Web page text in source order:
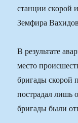
станции скорой
Земфира
В результате
место
бригады скорой
пострадал лишь
бригады были